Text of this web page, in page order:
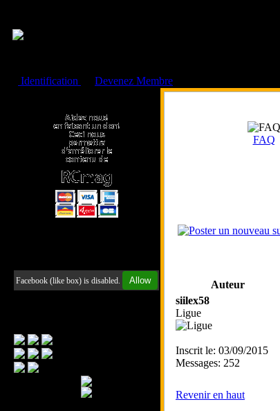
Identification
Devenez Membre
Facebook (like box) is disabled. Allow
FAQ
Auteur
siilex58
Ligue
Inscrit le: 03/09/2015
Messages: 252
Revenir en haut